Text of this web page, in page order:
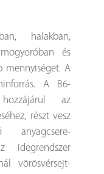
halakban,
és
mennyiséget. A
A B6-
az
részt vesz
idegrendszer
vörösvérsejt-